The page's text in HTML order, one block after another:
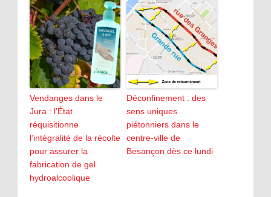
Vendanges dans le
Jura : l’État
réquisitionne
l’intégralité de la récolte
pour assurer la
fabrication de gel
hydroalcoolique
Déconfinement : des
sens uniques
piétonniers dans le
centre-ville de
Besançon dès ce lundi